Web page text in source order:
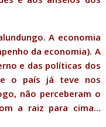
A economia
da economia). A
e das políticas dos
o país já teve nos
não perceberam o
a raiz para cima…